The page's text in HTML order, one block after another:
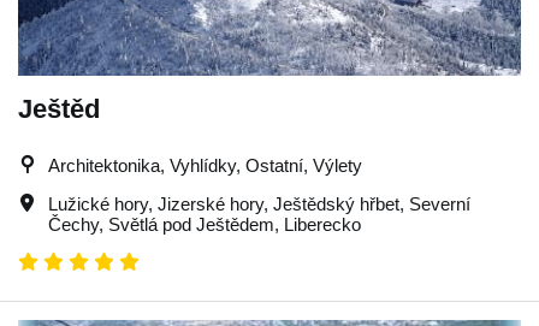
Ještěd
Architektonika, Vyhlídky, Ostatní, Výlety
Lužické hory, Jizerské hory, Ještědský hřbet, Severní
Čechy, Světlá pod Ještědem, Liberecko